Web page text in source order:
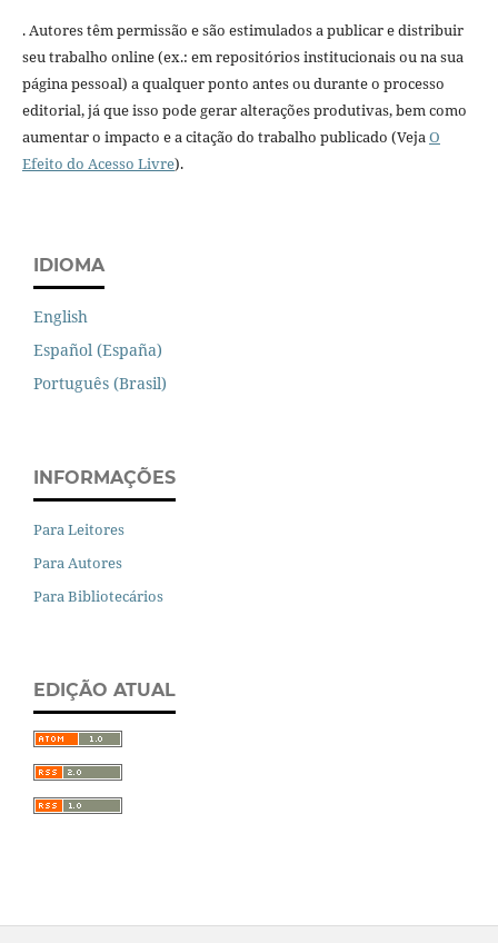
. Autores têm permissão e são estimulados a publicar e distribuir
seu trabalho online (ex.: em repositórios institucionais ou na sua
página pessoal) a qualquer ponto antes ou durante o processo
editorial, já que isso pode gerar alterações produtivas, bem como
aumentar o impacto e a citação do trabalho publicado (VejaO
Efeito do Acesso Livre).
IDIOMA
English
Español (España)
Português (Brasil)
INFORMAÇÕES
Para Leitores
Para Autores
Para Bibliotecários
EDIÇÃO ATUAL